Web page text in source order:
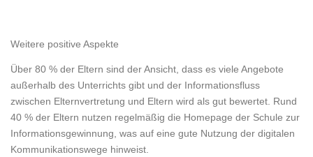
Weitere positive Aspekte
Über 80 % der Eltern sind der Ansicht, dass es viele Angebote
außerhalb des Unterrichts gibt und der Informationsfluss
zwischen Elternvertretung und Eltern wird als gut bewertet. Rund
40 % der Eltern nutzen regelmäßig die Homepage der Schule zur
Informationsgewinnung, was auf eine gute Nutzung der digitalen
Kommunikationswege hinweist.